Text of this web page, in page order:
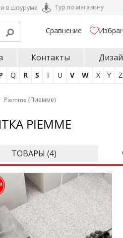
в шоуруме Тур по магазину
Сравнение
Контакты
Q R S T U V W X Y Z
Piemme (Пиемме)
PIEMME
ТОВАРЫ (4)